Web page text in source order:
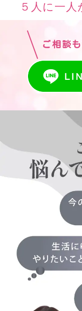
５人に一人
ご相談